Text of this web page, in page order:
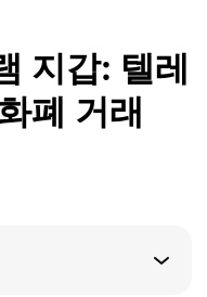
지갑: 텔레
폐 거래